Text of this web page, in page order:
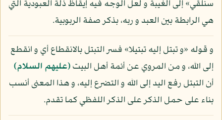
سنلقي» إلى الغيبة و لعل الوجه فيه إيقاظ ذلة العبودية التي
هي الرابطة بين العبد و ربه، بذكر صفة الربوبية.
و قوله «و تبتل إليه تبتيلا» فسر التبتل بالانقطاع أي و انقطع
إلى الله، و من المروي عن أئمة أهل البيت(عليهم السلام)
أن التبتل رفع اليد إلى الله و التضرع إليه، و هذا المعنى أنسب
بناء على حمل الذكر على الذكر اللفظي كما تقدم.